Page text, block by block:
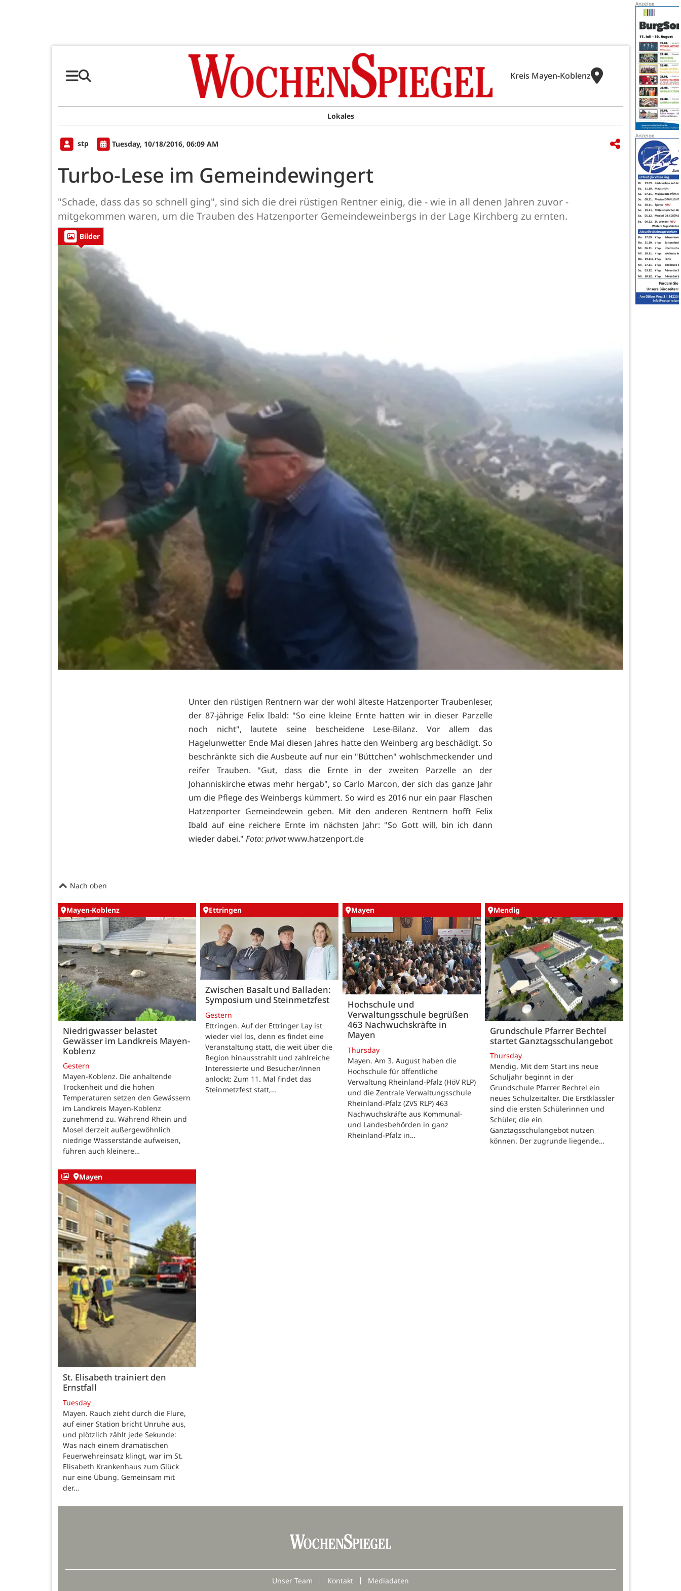
Kreis Mayen-Koblenz
Lokales
stp Tuesday, 10/18/2016, 06:09 AM
Turbo-Lese im Gemeindewingert
"Schade, dass das so schnell ging", sind sich die drei rüstigen Rentner einig, die - wie in all denen Jahren zuvor -
mitgekommen waren, um die Trauben des Hatzenporter Gemeindeweinbergs in der Lage Kirchberg zu ernten.
Bilder
Unter den rüstigen Rentnern war der wohl älteste Hatzenporter Traubenleser,
der 87-jährige Felix Ibald: "So eine kleine Ernte hatten wir in dieser Parzelle
noch nicht", lautete seine bescheidene Lese-Bilanz. Vor allem das
Hagelunwetter Ende Mai diesen Jahres hatte den Weinberg arg beschädigt. So
beschränkte sich die Ausbeute auf nur ein "Büttchen" wohlschmeckender und
reifer Trauben. "Gut, dass die Ernte in der zweiten Parzelle an der
Johanniskirche etwas mehr hergab", so Carlo Marcon, der sich das ganze Jahr
um die Pflege des Weinbergs kümmert. So wird es 2016 nur ein paar Flaschen
Hatzenporter Gemeindewein geben. Mit den anderen Rentnern hofft Felix
Ibald auf eine reichere Ernte im nächsten Jahr: "So Gott will, bin ich dann
wieder dabei." Foto: privatwww.hatzenport.de
Nach oben
Mayen-Koblenz
Niedrigwasser belastet
Gewässer im Landkreis Mayen-
Koblenz
Gestern
Mayen-Koblenz. Die anhaltende
Trockenheit und die hohen
Temperaturen setzen den Gewässern
im Landkreis Mayen-Koblenz
zunehmend zu. Während Rhein und
Mosel derzeit außergewöhnlich
niedrige Wasserstände aufweisen,
führen auch kleinere…
Ettringen
Zwischen Basalt und Balladen:
Symposium und Steinmetzfest
Gestern
Ettringen. Auf der Ettringer Lay ist
wieder viel los, denn es findet eine
Veranstaltung statt, die weit über die
Region hinausstrahlt und zahlreiche
Interessierte und Besucher/innen
anlockt: Zum 11. Mal findet das
Steinmetzfest statt,…
Mayen
Hochschule und
Verwaltungsschule begrüßen
463 Nachwuchskräfte in
Mayen
Thursday
Mayen. Am 3. August haben die
Hochschule für öffentliche
Verwaltung Rheinland-Pfalz (HöV RLP)
und die Zentrale Verwaltungsschule
Rheinland-Pfalz (ZVS RLP) 463
Nachwuchskräfte aus Kommunal-
und Landesbehörden in ganz
Rheinland-Pfalz in…
Mendig
Grundschule Pfarrer Bechtel
startet Ganztagsschulangebot
Thursday
Mendig. Mit dem Start ins neue
Schuljahr beginnt in der
Grundschule Pfarrer Bechtel ein
neues Schulzeitalter. Die Erstklässler
sind die ersten Schülerinnen und
Schüler, die ein
Ganztagsschulangebot nutzen
können. Der zugrunde liegende…
Mayen
St. Elisabeth trainiert den
Ernstfall
Tuesday
Mayen. Rauch zieht durch die Flure,
auf einer Station bricht Unruhe aus,
und plötzlich zählt jede Sekunde:
Was nach einem dramatischen
Feuerwehreinsatz klingt, war im St.
Elisabeth Krankenhaus zum Glück
nur eine Übung. Gemeinsam mit
der…
Unser Team Kontakt
Mediadaten